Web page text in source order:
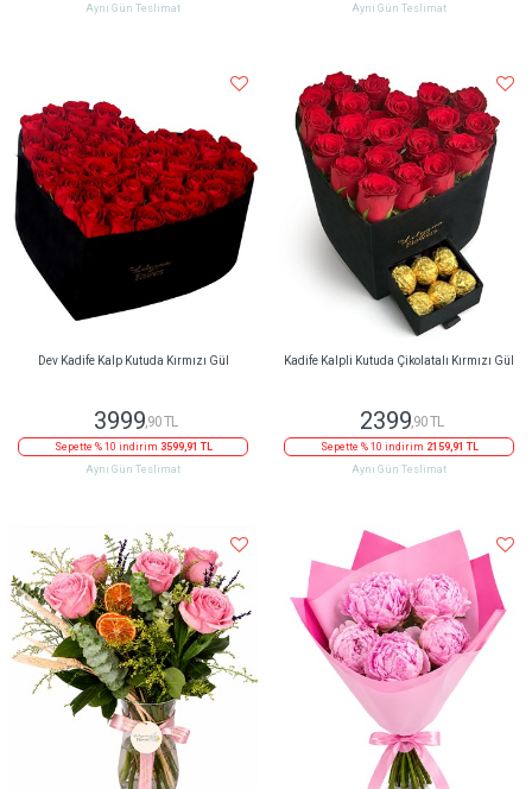
Aynı Gün Teslimat
Aynı Gün Teslimat
Dev Kadife Kalp Kutuda Kırmızı Gül
3999,90 TL
Sepette % 10 indirim 3599,91 TL
Aynı Gün Teslimat
Kadife Kalpli Kutuda Çikolatalı Kırmızı Gül
2399,90 TL
Sepette % 10 indirim 2159,91 TL
Aynı Gün Teslimat